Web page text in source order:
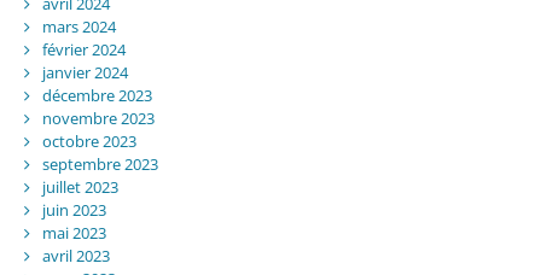
mars 2024
février 2024
janvier 2024
décembre 2023
novembre 2023
octobre 2023
septembre 2023
juillet 2023
juin 2023
mai 2023
avril 2023